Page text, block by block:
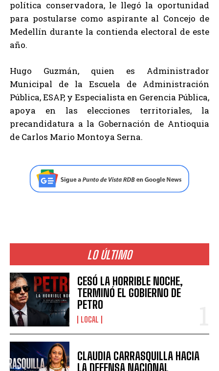
política conservadora, le llegó la oportunidad
para postularse como aspirante al Concejo de
Medellín durante la contienda electoral de este
año.
Hugo Guzmán, quien es Administrador
Municipal de la Escuela de Administración
Pública, ESAP, y Especialista en Gerencia Pública,
apoya en las elecciones territoriales, la
precandidatura a la Gobernación de Antioquia
de Carlos Mario Montoya Serna.
LO ÚLTIMO
CESÓ LA HORRIBLE NOCHE,
TERMINÓ EL GOBIERNO DE
PETRO
LOCAL
CLAUDIA CARRASQUILLA HACIA
LA DEFENSA NACIONAL